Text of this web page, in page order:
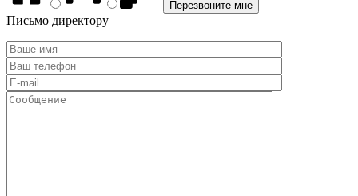
Письмо директору